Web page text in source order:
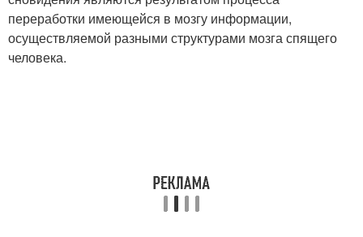
переработки имеющейся в мозгу информации,
осуществляемой разными структурами мозга спящего
человека.